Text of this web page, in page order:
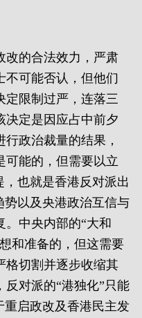
改的合法效力，严肃
不可能否认，但他们
定限制过严，连落三
决定是因应占中前夕
政治裁量的结果，
可能的，但需要以立
，也就是香港反对派出
势以及央港政治互信与
中央内部的“大和
和准备的，但这需要
格切割并逐步收缩其
对派的“港独化”只能
重启政改及香港民主发